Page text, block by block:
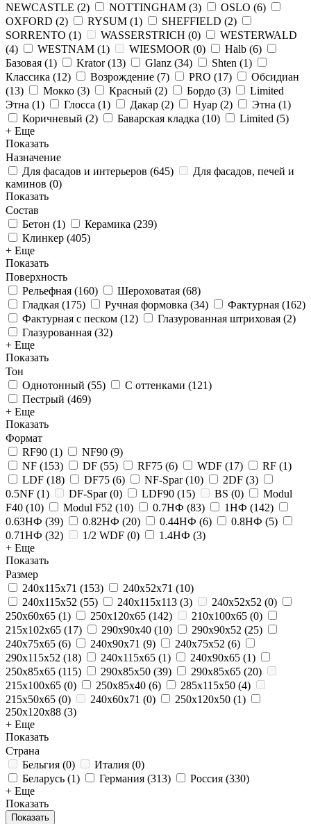
NEWCASTLE (2) NOTTINGHAM (3) OSLO (6)
OXFORD (2) RYSUM (1) SHEFFIELD (2)
SORRENTO (1) WASSERSTRICH (0)
WESTERWALD
(4) WESTNAM (1) WIESMOOR (0) Halb (6)
Базовая (1) Krator(13) Glanz (34) Shten (1)
Классика (12) Возрождение (7) PRO (17)
Обсидиан
(13) Мокко (3) Красный (2) Бордо (3)
Limited
Этна (1) Глосса (1) Дакар (2) Нуар (2) Этна (1)
Коричневый (2) Баварская кладка (10) Limited (5)
+ Еще
Показать
Назначение
Для фасадов и интерьеров (645)
Для фасадов, печей и
каминов (0)
Показать
Состав
Бетон (1) Керамика (239)
Клинкер (405)
+ Еще
Показать
Поверхность
Рельефная (160) Шероховатая (68)
Гладкая (175) Ручная формовка (34) Фактурная (162)
Фактурная с песком (12) Глазурованная штриховая (2)
Глазурованная (32)
+ Еще
Показать
Тон
Однотонный (55) С оттенками (121)
Пестрый (469)
+ Еще
Показать
Формат
RF90 (1) NF90 (9)
NF (153) DF (55) RF75 (6) WDF (17) RF (1)
LDF (18) DF75 (6) NF-Spar(10) 2DF (3)
0.5NF (1) DF-Spar(0) LDF90 (15) BS (0)
Modul
F40 (10) Modul F52 (10) 0.7НФ (83) 1НФ (142)
0.63НФ (39) 0.82НФ (20) 0.44НФ (6) 0.8НФ (5)
0.71НФ (32) 1/2 WDF (0) 1.4НФ (3)
+ Еще
Показать
Размер
240x115x71 (153) 240x52x71 (10)
240x115x52 (55) 240x115x113 (3) 240x52x52 (0)
250х60х65 (1) 250x120x65 (142) 210x100x65 (0)
215x102x65 (17) 290x90x40 (10) 290x90x52 (25)
240x75x65 (6) 240x90x71 (9) 240x75x52 (6)
290x115x52 (18) 240x115x65 (1) 240x90x65 (1)
250x85x65 (115) 290x85x50 (39) 290x85x65 (20)
215x100x65 (0) 250х85х40 (6) 285x115x50 (4)
215x50x65 (0) 240x60x71 (0) 250x120x50 (1)
250x120x88 (3)
+ Еще
Показать
Страна
Бельгия (0) Италия (0)
Беларусь (1) Германия (313) Россия (330)
+ Еще
Показать
Показать